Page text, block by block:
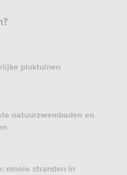
pluktuinen
natuurzwembaden en
mooie stranden in